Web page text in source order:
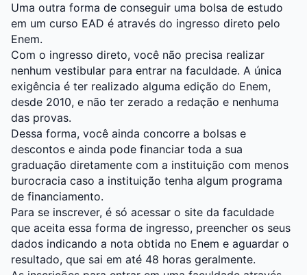
Uma outra forma de conseguir uma bolsa de estudo
em um curso EAD é através do ingresso direto pelo
Enem.
Com o ingresso direto, você não precisa realizar
nenhum vestibular para entrar na faculdade. A única
exigência é ter realizado alguma edição do Enem,
desde 2010, e não ter zerado a redação e nenhuma
das provas.
Dessa forma, você ainda concorre a bolsas e
descontos e ainda pode financiar toda a sua
graduação diretamente com a instituição com menos
burocracia caso a instituição tenha algum programa
de financiamento.
Para se inscrever, é só acessar o site da faculdade
que aceita essa forma de ingresso, preencher os seus
dados indicando a nota obtida no Enem e aguardar o
resultado, que sai em até 48 horas geralmente.